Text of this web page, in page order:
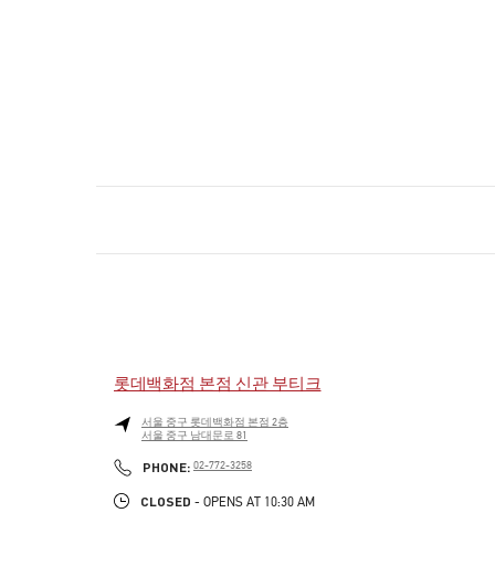
롯데백화점 본점 신관 부티크
서울 중구 롯데백화점 본점 2층
서울 중구 남대문로 81
PHONE: PHONE
02-772-3258
CLOSED - OPENS AT 10:30 AM